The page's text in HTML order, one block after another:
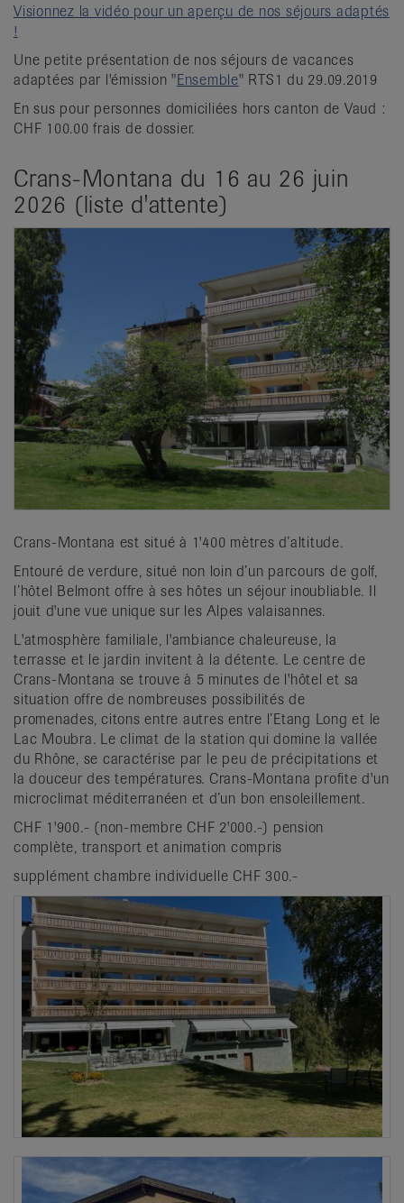
Visionnez la vidéo pour un aperçu de nos séjours adaptés
!
Une petite présentation de nos séjours de vacances
adaptées par l'émission "Ensemble" RTS1 du 29.09.2019
En sus pour personnes domiciliées hors canton de Vaud :
CHF 100.00 frais de dossier.
Crans-Montana du 16 au 26 juin
2026 (liste d'attente)
Crans-Montana est situé à 1'400 mètres d’altitude.
Entouré de verdure, situé non loin d’un parcours de golf,
l’hôtel Belmont offre à ses hôtes un séjour inoubliable. Il
jouit d'une vue unique sur les Alpes valaisannes.
L'atmosphère familiale, l'ambiance chaleureuse, la
terrasse et le jardin invitent à la détente. Le centre de
Crans-Montana se trouve à 5 minutes de l'hôtel et sa
situation offre de nombreuses possibilités de
promenades, citons entre autres entre l’Etang Long et le
Lac Moubra. Le climat de la station qui domine la vallée
du Rhône, se caractérise par le peu de précipitations et
la douceur des températures. Crans-Montana profite d'un
microclimat méditerranéen et d’un bon ensoleillement.
CHF 1'900.- (non-membre CHF 2'000.-) pension
complète, transport et animation compris
supplément chambre individuelle CHF 300.-